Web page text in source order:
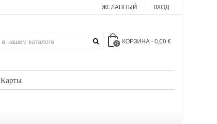
ЖЕЛАННЫЙ ВХОД
0 КОРЗИНА - 0,00 €